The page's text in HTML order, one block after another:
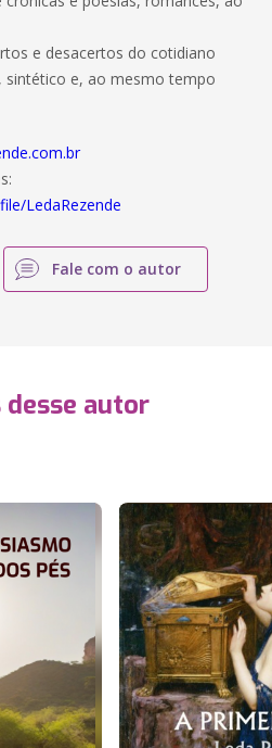
e desacertos do cotidiano
sintético e, ao mesmo tempo
LedaRezende
Fale com o autor
desse autor